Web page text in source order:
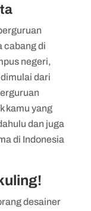
cabang di
negeri,
dari
kamu yang
dan juga
di Indonesia
desainer